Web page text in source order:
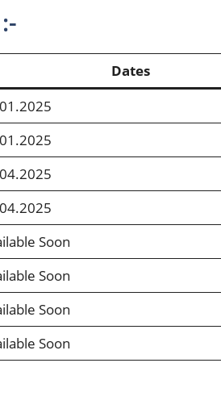
Dates
Soon
Soon
Soon
Soon